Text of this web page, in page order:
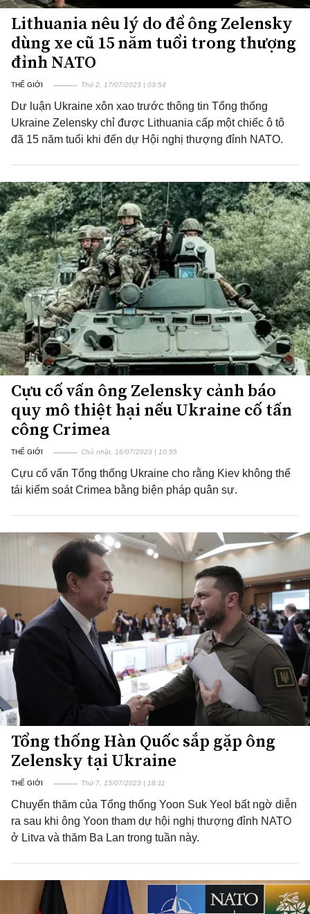
Lithuania nêu lý do để ông Zelensky
dùng xe cũ 15 năm tuổi trong thượng
đỉnh NATO
THẾ GIỚI Thứ 2, 17/07/2023 | 03:54
Dư luận Ukraine xôn xao trước thông tin Tổng thống
Ukraine Zelensky chỉ được Lithuania cấp một chiếc ô tô
đã 15 năm tuổi khi đến dự Hội nghị thượng đỉnh NATO.
Cựu cố vấn ông Zelensky cảnh báo
quy mô thiệt hại nếu Ukraine cố tấn
công Crimea
THẾ GIỚI Chủ nhật, 16/07/2023 | 10:55
Cựu cố vấn Tổng thống Ukraine cho rằng Kiev không thể
tái kiểm soát Crimea bằng biện pháp quân sự.
Tổng thống Hàn Quốc sắp gặp ông
Zelensky tại Ukraine
THẾ GIỚI Thứ 7, 15/07/2023 | 18:11
Chuyến thăm của Tổng thống Yoon Suk Yeol bất ngờ diễn
ra sau khi ông Yoon tham dự hội nghị thượng đỉnh NATO
ở Litva và thăm Ba Lan trong tuần này.